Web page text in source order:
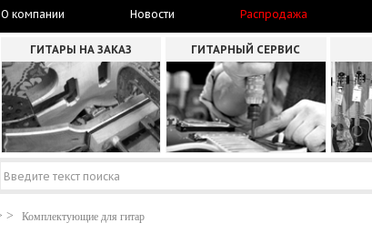
О компании Новости Распродажа
ГИТАРЫ НА ЗАКАЗ ГИТАРНЫЙ СЕРВИС
Комплектующие для гитар